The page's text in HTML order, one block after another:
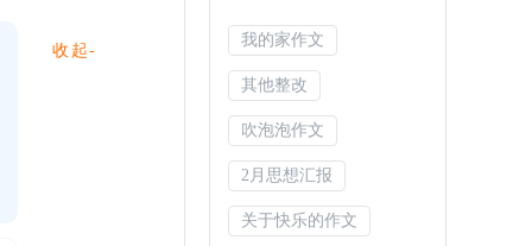
收起-
我的家作文
其他整改
吹泡泡作文
2月思想汇报
关于快乐的作文